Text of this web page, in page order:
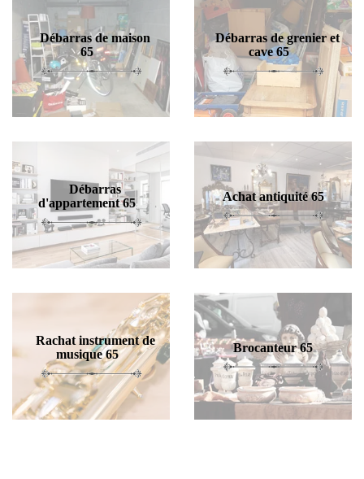
Débarras de maison
65
Débarras de grenier et
cave 65
Débarras
d'appartement 65
Achat antiquité 65
Rachat instrument de
musique 65
Brocanteur 65